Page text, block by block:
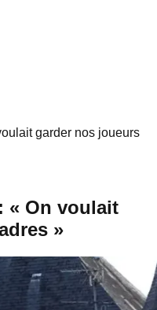
garder nos joueurs
« On voulait
»